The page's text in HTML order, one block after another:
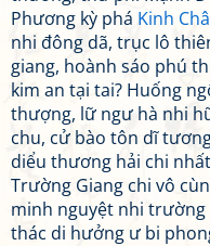
Phương kỳ phá Kinh
nhi đông dã, trục lô
giang, hoành sáo phú
kim an tại tai? Huống
thượng, lữ ngư hà nhi
chu, cử bào tôn dĩ
diểu thương hải chi
Trường Giang chi vô
minh nguyệt nhi trường
thác di hưởng ư bi